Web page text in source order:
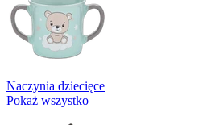
Naczynia dziecięce
Pokaż wszystko